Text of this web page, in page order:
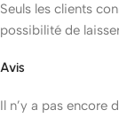
Avis
Il n’y a pas encore
Seuls les clients
possibilité de